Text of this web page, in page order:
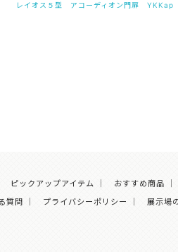
レイオス５型 アコーディオン門扉 YKKap
ピックアップアイテム おすすめ商品
質問
プライバシーポリシー 展示場